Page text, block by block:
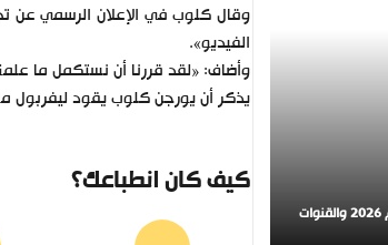
وقال كلوب في الإعلان الرسمي عن
الفيديو».
وأضاف: «لقد قررنا أن نستكمل ما
يذكر أن يورجن كلوب يقود ليفربول منذ 2015، ونجح معه في الفوز بلقبي دوري أبطال أوروبا والسوبر الأوروبي خلال
كيف كان انطباعك؟
موعد مباراة إنجلترا وكرواتيا في كأس العالم 2026 والقنوات